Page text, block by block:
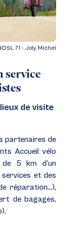
71 - Joly Michel
service
de visite
partenaires de
Accueil vélo
de 5 km d'un
et des
réparation...),
de bagages,